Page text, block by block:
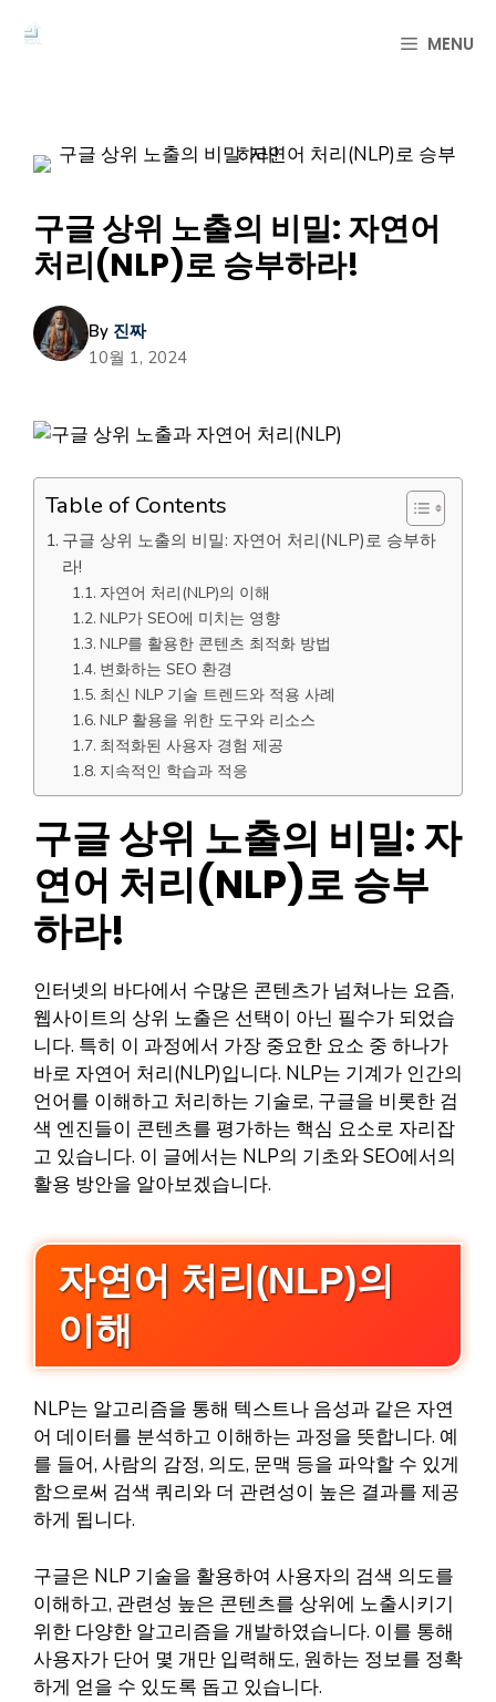
MENU
구글 상위 노출의 비밀: 자연어
처리(NLP)로 승부하라!
By 진짜
10월 1, 2024
Table of Contents
구글 상위 노출의 비밀: 자연어 처리(NLP)로 승부하
라!
자연어 처리(NLP)의 이해
NLP가 SEO에 미치는 영향
NLP를 활용한 콘텐츠 최적화 방법
변화하는 SEO 환경
최신 NLP 기술 트렌드와 적용 사례
NLP 활용을 위한 도구와 리소스
최적화된 사용자 경험 제공
지속적인 학습과 적응
구글 상위 노출의 비밀: 자
연어 처리(NLP)로 승부
하라!
인터넷의 바다에서 수많은 콘텐츠가 넘쳐나는 요즘,
웹사이트의 상위 노출은 선택이 아닌 필수가 되었습
니다. 특히 이 과정에서 가장 중요한 요소 중 하나가
바로 자연어 처리(NLP)입니다. NLP는 기계가 인간의
언어를 이해하고 처리하는 기술로, 구글을 비롯한 검
색 엔진들이 콘텐츠를 평가하는 핵심 요소로 자리잡
고 있습니다. 이 글에서는 NLP의 기초와 SEO에서의
활용 방안을 알아보겠습니다.
자연어 처리(NLP)의
이해
NLP는 알고리즘을 통해 텍스트나 음성과 같은 자연
어 데이터를 분석하고 이해하는 과정을 뜻합니다. 예
를 들어, 사람의 감정, 의도, 문맥 등을 파악할 수 있게
함으로써 검색 쿼리와 더 관련성이 높은 결과를 제공
하게 됩니다.
구글은 NLP 기술을 활용하여 사용자의 검색 의도를
이해하고, 관련성 높은 콘텐츠를 상위에 노출시키기
위한 다양한 알고리즘을 개발하였습니다. 이를 통해
사용자가 단어 몇 개만 입력해도, 원하는 정보를 정확
하게 얻을 수 있도록 돕고 있습니다.